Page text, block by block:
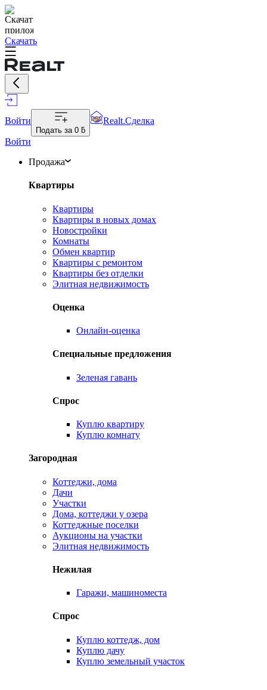
Скачать
Войти
Подать за 0 ƃ
Realt.Сделка
Войти
Продажа
Квартиры
Квартиры
Квартиры в новых домах
Новостройки
Комнаты
Обмен квартир
Квартиры с ремонтом
Квартиры без отделки
Элитная недвижимость
Оценка
Онлайн-оценка
Специальные предложения
Зеленая гавань
Спрос
Куплю квартиру
Куплю комнату
Загородная
Коттеджи, дома
Дачи
Участки
Дома, коттеджи у озера
Коттеджные поселки
Аукционы на участки
Элитная недвижимость
Нежилая
Гаражи, машиноместа
Спрос
Куплю коттедж, дом
Куплю дачу
Куплю земельный участок